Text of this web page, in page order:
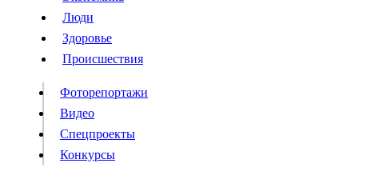
Происшествия
Видео
Конкурсы
Люди
Здоровье
Происшествия
Фоторепортажи
Видео
Спецпроекты
Конкурсы